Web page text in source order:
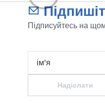
Підписуйтесь на
ім'я
Надіслати